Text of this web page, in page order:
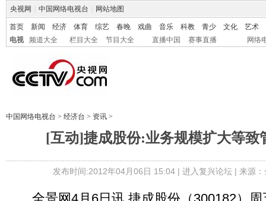
央视网 中国网络电视台 网站地图
首页 新闻 经济 体育 综艺 春晚 戏曲 音乐 科教 青少 文化
艺术
电视
频道大全 栏目大全 节目大全 直播中国 赛事直播 网络
中国网络电视台 > 经济台 > 资讯 >
[互动]捷成股份:业务规模扩大等致
发布时间:2012年04月06日 15:04 | 进入复兴论坛| 来源